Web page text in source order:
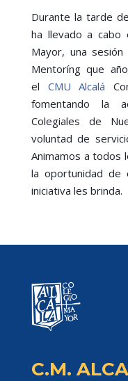
Durante la tarde
ha llevado a cabo
Mayor, una
Mentoríng que
el
CMU Alcalá
fomentando la
Colegiales de
voluntad de
Animamos a todos
la oportunidad de
iniciativa les brinda.
C.M.